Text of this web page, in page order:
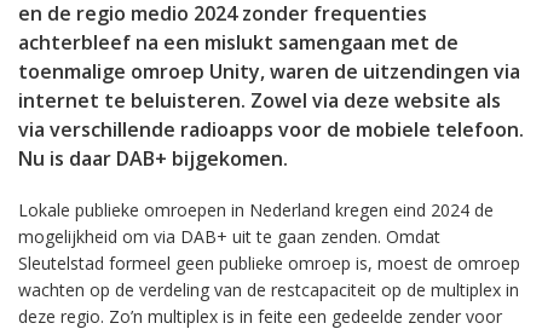
en de regio medio 2024 zonder frequenties
achterbleef na een mislukt samengaan met de
toenmalige omroep Unity, waren de uitzendingen via
internet te beluisteren. Zowel via deze website als
via verschillende radioapps voor de mobiele telefoon.
Nu is daar DAB+ bijgekomen.
Lokale publieke omroepen in Nederland kregen eind 2024 de
mogelijkheid om via DAB+ uit te gaan zenden. Omdat
Sleutelstad formeel geen publieke omroep is, moest de omroep
wachten op de verdeling van de restcapaciteit op de multiplex in
deze regio. Zo’n multiplex is in feite een gedeelde zender voor